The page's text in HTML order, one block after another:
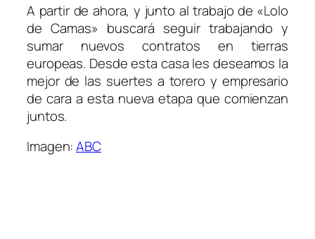
A partir de ahora, y junto al trabajo de «Lolo
de Camas» buscará seguir trabajando y
sumar nuevos contratos en tierras
europeas. Desde esta casa les deseamos la
mejor de las suertes a torero y empresario
de cara a esta nueva etapa que comienzan
juntos.
Imagen:ABC